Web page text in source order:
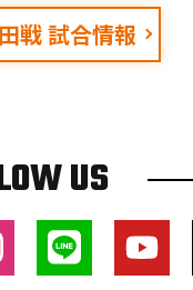
戦 試合情報
US